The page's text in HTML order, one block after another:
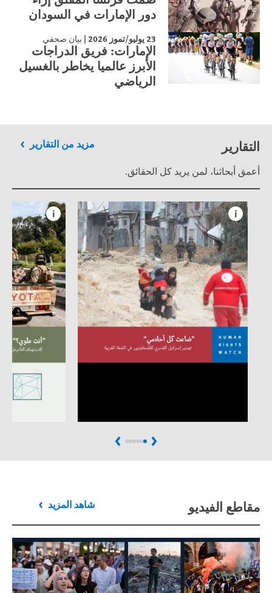
دور الإمارات في السودان
23 يوليو/تموز 2026 | بيان صحفي
الإمارات: فريق الدراجات
الأبرز عالميا يخاطر بالغسيل
الرياضي
التقارير مزيد من التقارير
أعمق أبحاثنا، لمن يريد كل الحقائق.
Previous
Next
مقاطع الفيديو شاهد المزيد